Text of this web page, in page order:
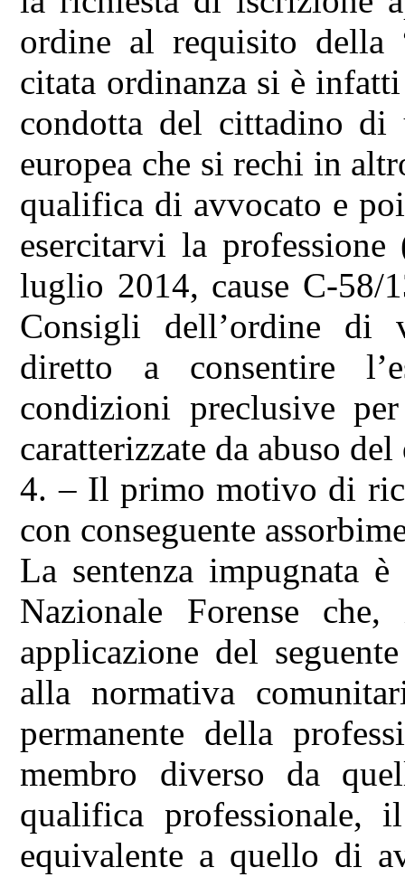
ordine al requisito della
citata ordinanza si è
condotta del cittadino di
europea che si rechi in
qualifica di avvocato e
esercitarvi la
luglio 2014, cause C-58/
Consigli dell’ordine di
diretto a consentire
condizioni preclusive
caratterizzate da abuso
4. – Il primo motivo di
con conseguente
La sentenza impugnata
Nazionale Forense
applicazione del
alla normativa
permanente della
membro diverso da
qualifica
equivalente a quello di